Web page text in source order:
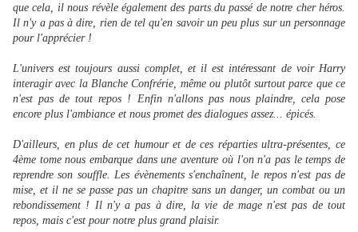
que cela, il nous révèle également des parts du passé de notre cher héros.
Il n'y a pas à dire, rien de tel qu'en savoir un peu plus sur un personnage
pour l'apprécier !
L'univers est toujours aussi complet, et il est intéressant de voir Harry
interagir avec la Blanche Confrérie, même ou plutôt surtout parce que ce
n'est pas de tout repos ! Enfin n'allons pas nous plaindre, cela pose
encore plus l'ambiance et nous promet des dialogues assez... épicés.
D'ailleurs, en plus de cet humour et de ces réparties ultra-présentes, ce
4ème tome nous embarque dans une aventure où l'on n'a pas le temps de
reprendre son souffle. Les évènements s'enchaînent, le repos n'est pas de
mise, et il ne se passe pas un chapitre sans un danger, un combat ou un
rebondissement ! Il n'y a pas à dire, la vie de mage n'est pas de tout
repos, mais c'est pour notre plus grand plaisir.